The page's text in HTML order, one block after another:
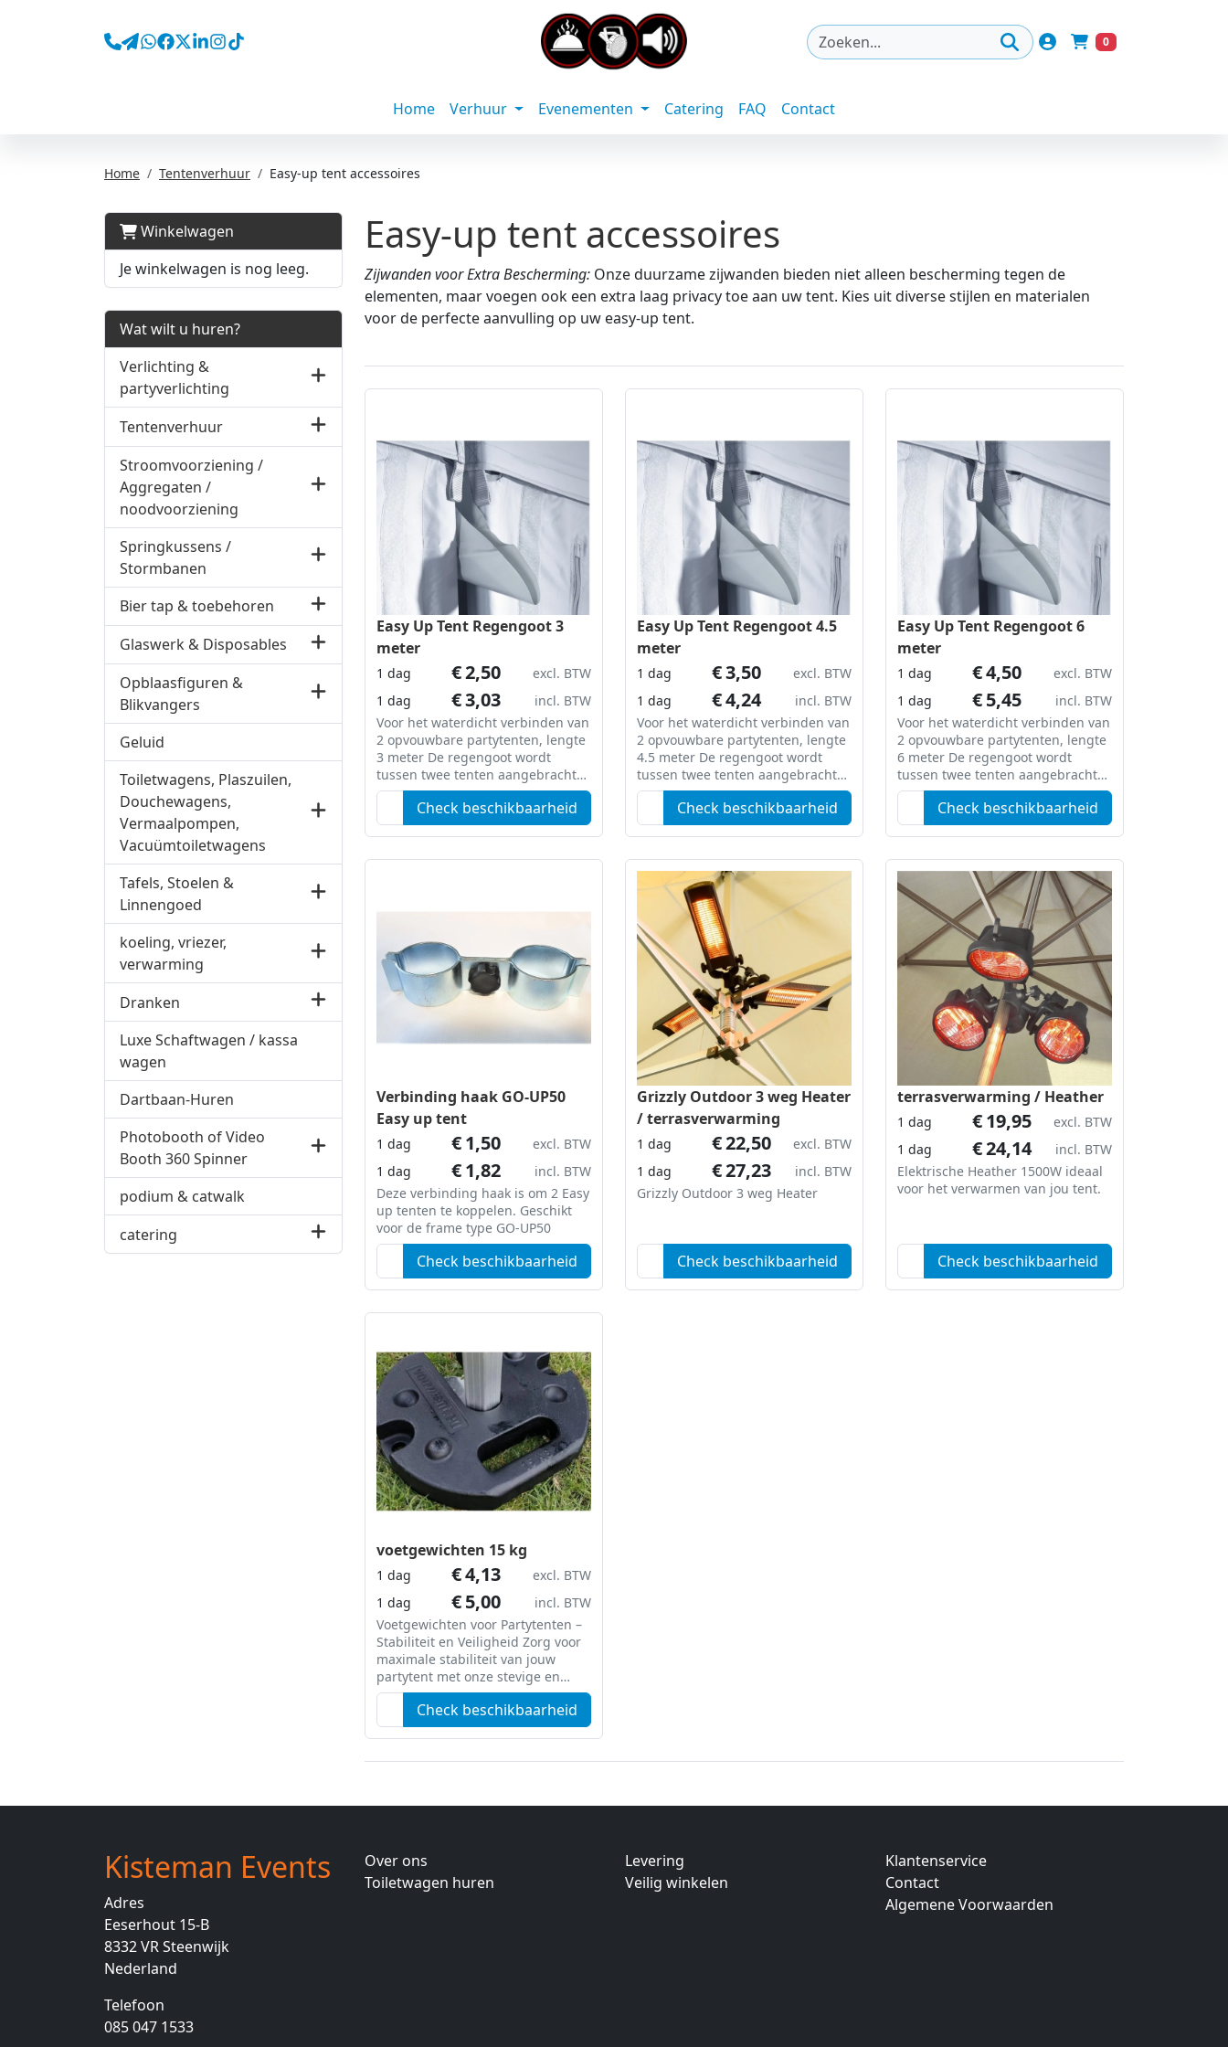
Account Winkelwagen
0
Home Verhuur Evenementen Catering FAQ Contact
Home Tentenverhuur Easy-up tent accessoires
Winkelwagen
Je winkelwagen is nog leeg.
Wat wilt u huren?
Verlichting &
partyverlichting
Tentenverhuur
Stroomvoorziening /
Aggregaten /
noodvoorziening
Springkussens /
Stormbanen
Bier tap & toebehoren
Glaswerk & Disposables
Opblaasfiguren &
Blikvangers
Geluid
Toiletwagens, Plaszuilen,
Douchewagens,
Vermaalpompen,
Vacuümtoiletwagens
Tafels, Stoelen &
Linnengoed
koeling, vriezer,
verwarming
Dranken
Luxe Schaftwagen / kassa
wagen
Dartbaan-Huren
Photobooth of Video
Booth 360 Spinner
podium & catwalk
catering
Easy-up tent accessoires
Zijwanden voor Extra Bescherming: Onze duurzame zijwanden bieden niet alleen bescherming tegen de
elementen, maar voegen ook een extra laag privacy toe aan uw tent. Kies uit diverse stijlen en materialen
voor de perfecte aanvulling op uw easy-up tent.
Easy Up Tent Regengoot 3
meter
1 dag €2,50
excl. BTW
1 dag
€3,03
incl. BTW
Voor het waterdicht verbinden van
2 opvouwbare partytenten, lengte
3 meter De regengoot wordt
tussen twee tenten aangebracht
met een klittenbandsluiting. Het
water loopt buiten het overdekte
oppervlak van de tenten weg
Check beschikbaarheid
Easy Up Tent Regengoot 4.5
meter
1 dag €3,50
excl. BTW
1 dag
€4,24
incl. BTW
Voor het waterdicht verbinden van
2 opvouwbare partytenten, lengte
4.5 meter De regengoot wordt
tussen twee tenten aangebracht
met een klittenbandsluiting. Het
water loopt buiten het overdekte
oppervlak van de tenten weg
Check beschikbaarheid
Easy Up Tent Regengoot 6
meter
1 dag €4,50
excl. BTW
1 dag
€5,45
incl. BTW
Voor het waterdicht verbinden van
2 opvouwbare partytenten, lengte
6 meter De regengoot wordt
tussen twee tenten aangebracht
met een klittenbandsluiting. Het
water loopt buiten het overdekte
oppervlak van de tenten weg
Check beschikbaarheid
Verbinding haak GO-UP50
Easy up tent
1 dag €1,50
excl. BTW
1 dag
€1,82
incl. BTW
Deze verbinding haak is om 2 Easy
up tenten te koppelen. Geschikt
voor de frame type GO-UP50
Check beschikbaarheid
Grizzly Outdoor 3 weg Heater
/ terrasverwarming
1 dag €22,50
excl. BTW
1 dag
€27,23
incl. BTW
Grizzly Outdoor 3 weg Heater
Check beschikbaarheid
terrasverwarming / Heather
1 dag €19,95
excl. BTW
1 dag
€24,14
incl. BTW
Elektrische Heather 1500W ideaal
voor het verwarmen van jou tent.
Check beschikbaarheid
voetgewichten 15 kg
1 dag €4,13
excl. BTW
1 dag
€5,00
incl. BTW
Voetgewichten voor Partytenten –
Stabiliteit en Veiligheid Zorg voor
maximale stabiliteit van jouw
partytent met onze stevige en
stapelbare voetgewichten. Ideaal
voor harde ondergronden zoals
tegels, beton en asfalt.
Check beschikbaarheid
Kisteman Events
Adres
Eeserhout 15-B
8332 VRSteenwijk
Nederland
Telefoon
085 047 1533
Over ons
Toiletwagen huren
Levering
Veilig winkelen
Klantenservice
Contact
Algemene Voorwaarden